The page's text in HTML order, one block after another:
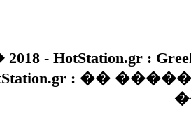
- HotStation.gr :
: ��